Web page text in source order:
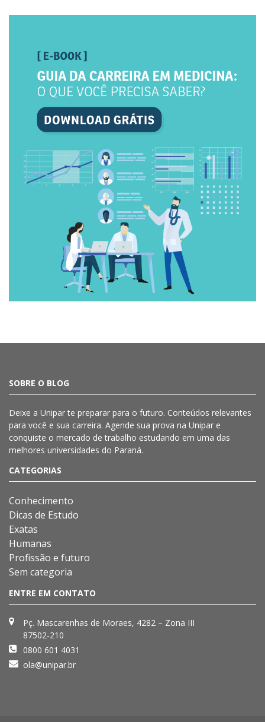
SOBRE O BLOG
Deixe a Uniparte preparar para o futuro. Conteúdos relevantes
para você e sua carreira. Agende sua prova na Unipar e
conquiste o mercado de trabalho estudando em uma das
melhores universidades do Paraná.
CATEGORIAS
Conhecimento
Dicas de Estudo
Exatas
Humanas
Profissão e futuro
Sem categoria
ENTRE EM CONTATO
Pç. Mascarenhas de Moraes, 4282 – Zona III
87502-210
0800 601 4031
ola@unipar.br